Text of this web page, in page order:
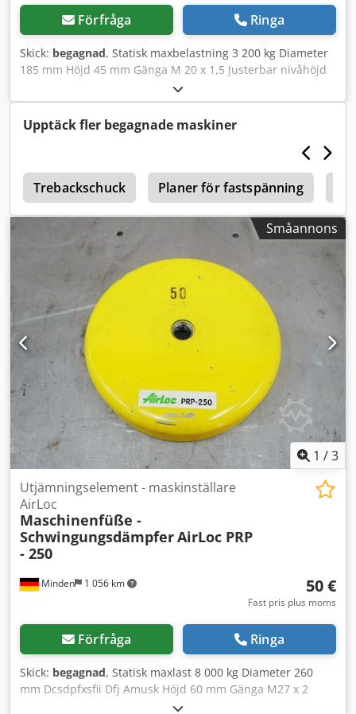
Förfråga Ringa
Skick: begagnad, Statisk maxbelastning 3 200 kg Diameter
185 mm Höjd 45 mm Gänga M 20 x 1,5 Justerbar nivåhöjd
20 mm Dsdpfsfii Dgjx Amuock Vikt 3,4 kg - 1 st i lager - ny -
Styckpris
Upptäck fler begagnade maskiner
Trebackschuck Planer för fastspänning
Småannons
1 /3
Minden 1 056 km
Utjämningselement - maskinställare
AirLoc
Maschinenfüße -
SchwingungsdämpferAirLoc PRP
- 250
50 €
Fast pris plus moms
Förfråga Ringa
Skick: begagnad, Statisk maxlast 8 000 kg Diameter 260
mm Dcsdpfxsfii Dfj Amusk Höjd 60 mm Gänga M27 x 2
Justierbar höjd 25 mm Vikt 8,6 kg - 20 st i lager - styckpris -